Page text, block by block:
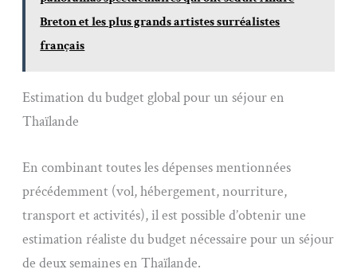
Breton et les plus grands artistes surréalistes
français
Estimation du budget global pour un séjour en
Thaïlande
En combinant toutes les dépenses mentionnées
précédemment (vol, hébergement, nourriture,
transport et activités), il est possible d’obtenir une
estimation réaliste du budget nécessaire pour un séjour
de deux semaines en Thaïlande.